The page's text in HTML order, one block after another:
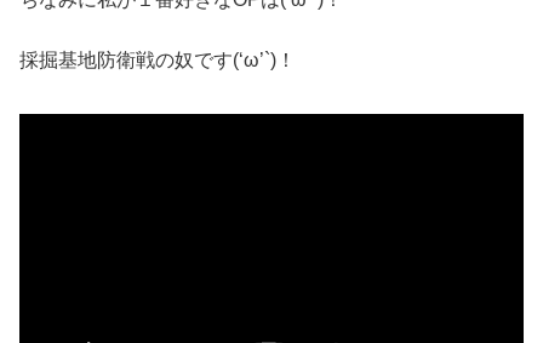
採掘基地防衛戦の奴です(‘ω’`)！